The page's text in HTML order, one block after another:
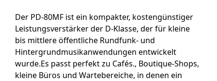
Der PD-80MF ist ein kompakter, kostengünstiger
Leistungsverstärker der D-Klasse, der für kleine
bis mittlere öffentliche Rundfunk- und
Hintergrundmusikanwendungen entwickelt
wurde.Es passt perfekt zu Cafés., Boutique-Shops,
kleine Büros und Wartebereiche, in denen ein